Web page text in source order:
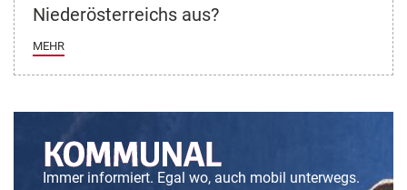
Niederösterreichs aus?
MEHR
Immer informiert. Egal wo, auch mobil unterwegs.